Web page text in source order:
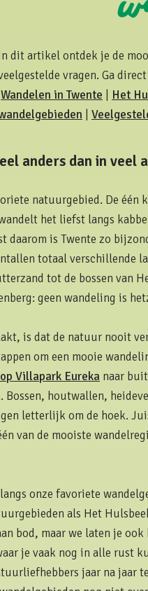
dit artikel ontdek je de
vragen. Ga
Wandelen in Twente
Het
anders dan in veel
natuurgebied. De één
het liefst langs
daarom is Twente zo
totaal verschillende
tot de bossen van
geen wandeling is
is dat de natuur nooit
om een mooie
Villapark Eureka naar
houtwallen,
letterlijk om de hoek.
van de mooiste
onze favoriete
als Het
bod, maar we laten je
je vaak nog in alle rust
jaar na jaar